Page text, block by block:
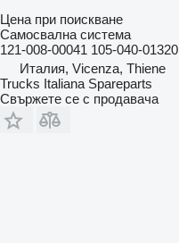
Цена при поискване
Самосвална система
121-008-00041 105-040-01320
Италия, Vicenza, Thiene
Trucks Italiana Spareparts
Свържете се с продавача